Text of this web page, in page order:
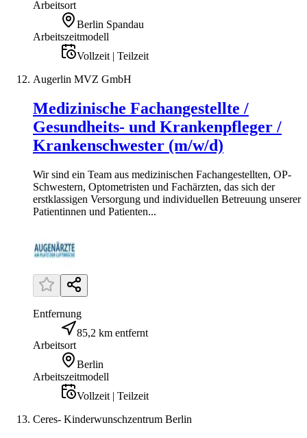
Arbeitsort
Berlin Spandau
Arbeitszeitmodell
Vollzeit | Teilzeit
Augerlin MVZ GmbH
Medizinische Fachangestellte /
Gesundheits- und Krankenpfleger /
Krankenschwester (m/w/d)
Wir sind ein Team aus medizinischen Fachangestellten, OP-
Schwestern, Optometristen und Fachärzten, das sich der
erstklassigen Versorgung und individuellen Betreuung unserer
Patientinnen und Patienten...
Entfernung
85,2 km entfernt
Arbeitsort
Berlin
Arbeitszeitmodell
Vollzeit | Teilzeit
Ceres- Kinderwunschzentrum Berlin